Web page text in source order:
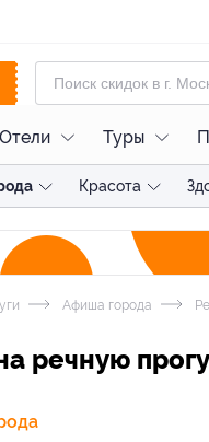
Отели Туры
Красота
Афиша города
речную